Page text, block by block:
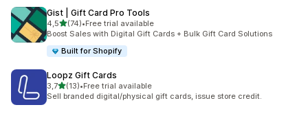
Gist | Gift Card Pro Tools
4,5na 5 gwiazdek
(74)
Łączna liczba recenzji: 74
•Free trial available
Boost Sales with Digital Gift Cards + Bulk Gift Card Solutions
Built for Shopify
Loopz Gift Cards
3,7na 5 gwiazdek
(13)
Łączna liczba recenzji: 13
•Free trial available
Sell branded digital/physical gift cards, issue store credit.